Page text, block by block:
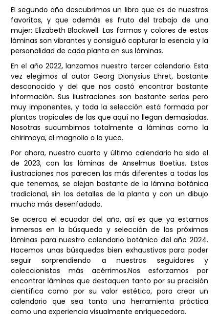
El segundo año descubrimos un libro que es de nuestros
favoritos, y que además es fruto del trabajo de una
mujer: Elizabeth Blackwell. Las formas y colores de estas
láminas son vibrantes y consiguió capturar la esencia y la
personalidad de cada planta en sus láminas.
En el año 2022, lanzamos nuestro tercer calendario. Esta
vez elegimos al autor Georg Dionysius Ehret, bastante
desconocido y del que nos costó encontrar bastante
información. Sus ilustraciones son bastante serias pero
muy imponentes, y toda la selección está formada por
plantas tropicales de las que aquí no llegan demasiadas.
Nosotras sucumbimos totalmente a láminas como la
chirimoya, el magnolio o la yuca.
Por ahora, nuestro cuarto y último calendario ha sido el
de 2023, con las láminas de Anselmus Boetius. Estas
ilustraciones nos parecen las más diferentes a todas las
que tenemos, se alejan bastante de la lámina botánica
tradicional, sin los detalles de la planta y con un dibujo
mucho más desenfadado.
Se acerca el ecuador del año, así es que ya estamos
inmersas en la búsqueda y selección de las próximas
láminas para nuestro calendario botánico del año 2024.
Hacemos unas búsquedas bien exhaustivas para poder
seguir sorprendiendo a nuestros seguidores y
coleccionistas más acérrimos.Nos esforzamos por
encontrar láminas que destaquen tanto por su precisión
científica como por su valor estético, para crear un
calendario que sea tanto una herramienta práctica
como una experiencia visualmente enriquecedora.